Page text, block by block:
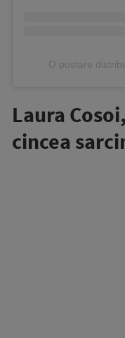
O postare
Laura
cincea